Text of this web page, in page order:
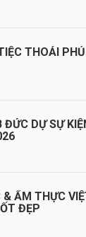
THOẢI
DỰ SỰ
ẨM THỰC
ĐẸP